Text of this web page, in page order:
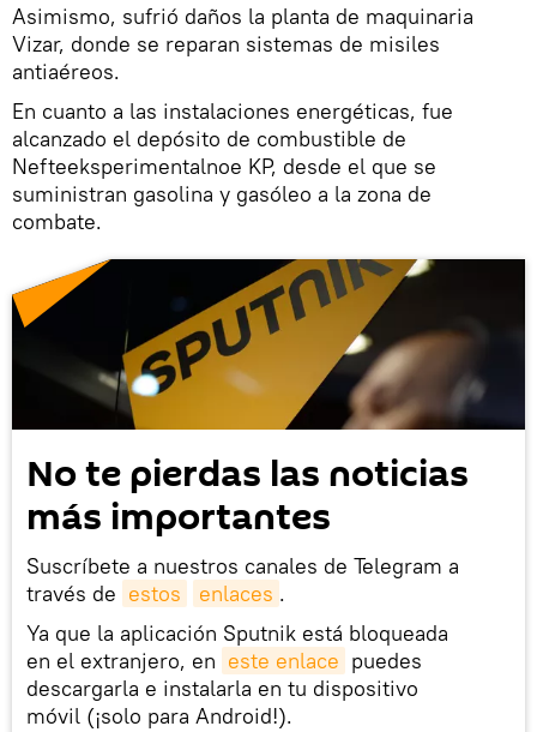
Asimismo, sufrió daños la planta de maquinaria
Vizar, donde se reparan sistemas de misiles
antiaéreos.
En cuanto a las instalaciones energéticas, fue
alcanzado el depósito de combustible de
Nefteeksperimentalnoe KP, desde el que se
suministran gasolina y gasóleo a la zona de
combate.
No te pierdas las noticias
más importantes
Suscríbete a nuestros canales de Telegram a
través de estos enlaces .
Ya que la aplicación Sputnik está bloqueada
en el extranjero, en este enlace puedes
descargarla e instalarla en tu dispositivo
móvil (¡solo para Android!).